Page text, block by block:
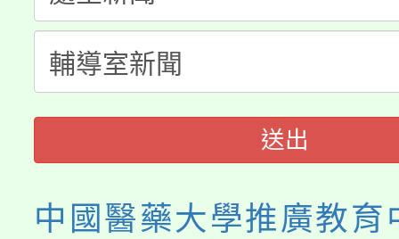
代理(課)教師甄選結果(
轉知中國文化大學推廣
《TA101》溝通分析基
程，歡迎學生輔導中心
心理、諮商輔導、社會
系所師生報名參加。
送出
中國醫藥大學推廣教育